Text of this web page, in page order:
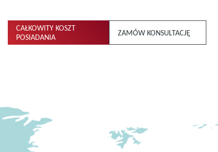
CAŁKOWITY KOSZT
POSIADANIA
ZAMÓW KONSULTACJĘ